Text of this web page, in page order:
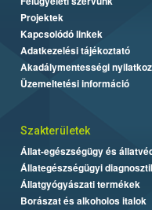
Projektek
Kapcsolódó linkek
Adatkezelési tájékoztató
Akadálymentességi
Üzemeltetési információ
Szakterületek
Állat-egészségügy és
Állategészségügyi
Állatgyógyászati termékek
Borászat és alkoholos italok